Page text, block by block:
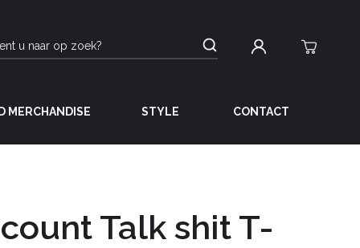
MERCHANDISE STYLE CONTACT
Talk shit T-